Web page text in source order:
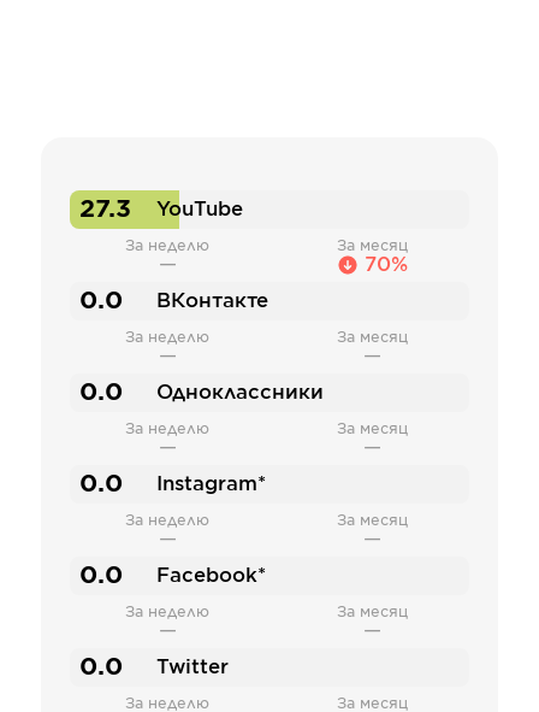
27.3 YouTube
За неделю
—
За месяц
70%
0.0 ВКонтакте
За неделю
—
За месяц
—
0.0 Одноклассники
За неделю
—
За месяц
—
0.0 Instagram*
За неделю
—
За месяц
—
0.0 Facebook*
За неделю
—
За месяц
—
0.0 Twitter
За неделю За месяц